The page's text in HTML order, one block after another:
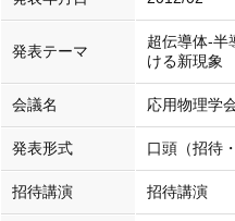
発表テーマ
超伝導体-半
ける新現象
会議名 応用物理学
発表形式 口頭（招待
招待講演 招待講演